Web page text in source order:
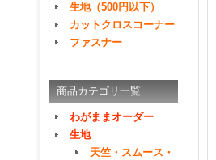
生地（500円以下）
カットクロスコーナー
ファスナー
商品カテゴリ一覧
わがままオーダー
生地
天竺・スムース・